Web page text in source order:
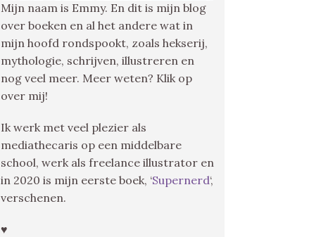
Mijn naam is Emmy. En dit is mijn blog
over boeken en al het andere wat in
mijn hoofd rondspookt, zoals hekserij,
mythologie, schrijven, illustreren en
nog veel meer. Meer weten? Klik op
over mij!
Ik werk met veel plezier als
mediathecaris op een middelbare
school, werk als freelance illustrator en
in 2020 is mijn eerste boek, ‘Supernerd‘,
verschenen.
♥